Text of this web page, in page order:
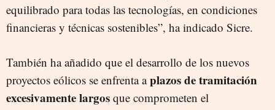
equilibrado para todas las tecnologías, en condiciones
financieras y técnicas sostenibles”, ha indicado Sicre.
También ha añadido que el desarrollo de los nuevos
proyectos eólicos se enfrenta aplazos de tramitación
excesivamente largos que comprometen el